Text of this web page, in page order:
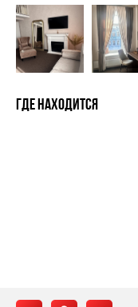
Где находится